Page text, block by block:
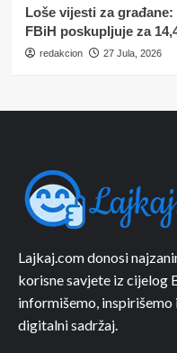
Loše vijesti za
FBiH poskupljuje za
redakcion 27 Jula, 2026
Lajkaj.com donosi
korisne savjete iz cijelog
informišemo,
digitalni sadržaj.